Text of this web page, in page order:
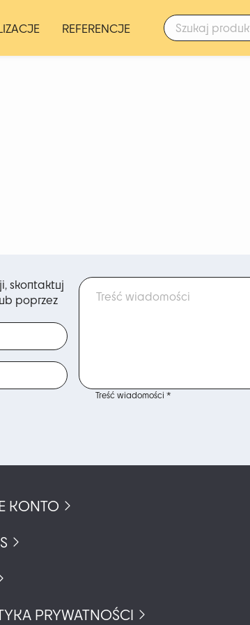
Szukaj:
REFERENCJE
skontaktuj
poprzez
Treść wiadomości *
KONTO
PRYWATNOŚCI